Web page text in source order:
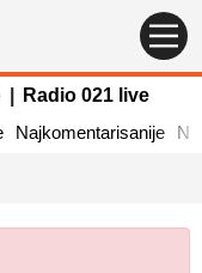
Radio 021 live
Najkomentarisanije